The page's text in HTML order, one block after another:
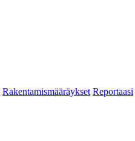
Rakentamismääräykset Reportaasi